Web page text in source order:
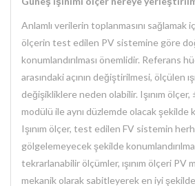
Anlamlı verilerin toplanmasını sağlamak
ölçerin test edilen PV sistemine göre
konumlandırılması önemlidir. Referans
arasındaki açının değiştirilmesi, ölçülen
değişikliklere neden olabilir. Işınım
modülü ile aynı düzlemde olacak şekilde
Işınım ölçer, test edilen FV sistemin
gölgelemeyecek şekilde
tekrarlanabilir ölçümler, ışınım ölçeri PV
mekanik olarak sabitleyerek en iyi